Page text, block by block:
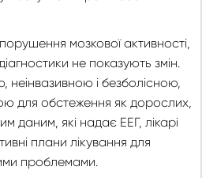
мозкової активності,
не показують змін.
і безболісною,
для обстеження як дорослих,
даним, які надає ЕЕГ, лікарі
плани лікування для
проблемами.